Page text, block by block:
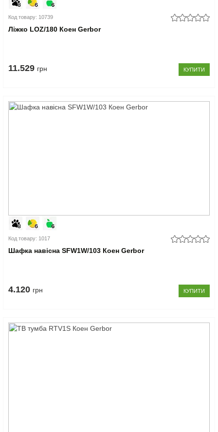
Код товару: 10739
Ліжко LOZ/180 Коен Gerbor
11.529 грн КУПИТИ
Код товару: 1017
Шафка навісна SFW1W/103 Коен Gerbor
4.120 грн КУПИТИ